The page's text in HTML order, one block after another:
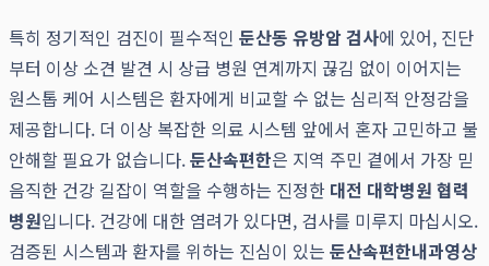
특히 정기적인 검진이 필수적인 둔산동 유방암 검사에 있어, 진단
부터 이상 소견 발견 시 상급 병원 연계까지 끊김 없이 이어지는
원스톱 케어 시스템은 환자에게 비교할 수 없는 심리적 안정감을
제공합니다. 더 이상 복잡한 의료 시스템 앞에서 혼자 고민하고 불
안해할 필요가 없습니다.둔산속편한은 지역 주민 곁에서 가장 믿
음직한 건강 길잡이 역할을 수행하는 진정한 대전 대학병원 협력
병원입니다. 건강에 대한 염려가 있다면, 검사를 미루지 마십시오.
검증된 시스템과 환자를 위하는 진심이 있는 둔산속편한내과영상